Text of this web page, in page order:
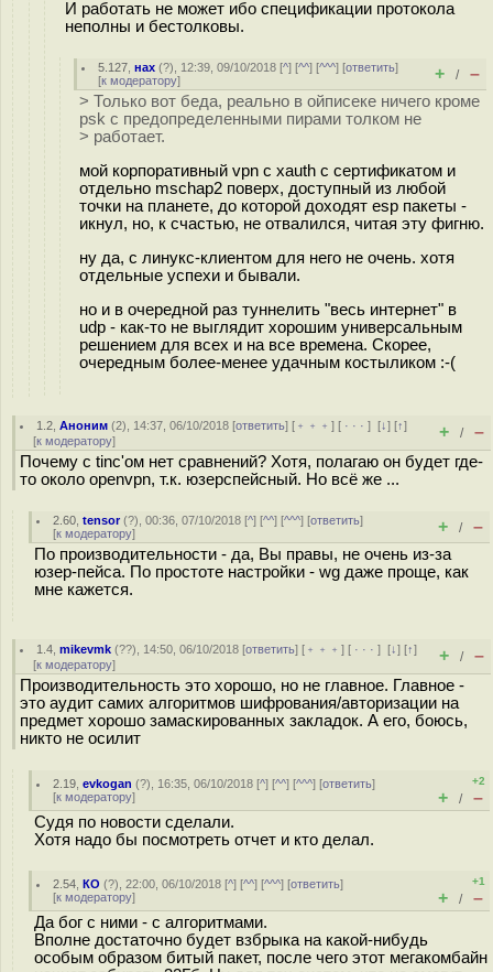
И работать не может ибо спецификации протокола
неполны и бестолковы.
5.127 ,нах (?), 12:39, 09/10/2018 [^] [^^] [^^^] [ответить]
[к модератору] + / –
> Только вот беда, реально в ойписеке ничего кроме
psk с предопределенными пирами толком не
> работает.
мой корпоративный vpn с xauth с сертификатом и
отдельно mschap2 поверх, доступный из любой
точки на планете, до которой доходят esp пакеты -
икнул, но, к счастью, не отвалился, читая эту фигню.
ну да, с линукс-клиентом для него не очень. хотя
отдельные успехи и бывали.
но и в очередной раз туннелить "весь интернет" в
udp - как-то не выглядит хорошим универсальным
решением для всех и на все времена. Скорее,
очередным более-менее удачным костыликом :-(
1.2 ,Аноним (2), 14:37, 06/10/2018 [ответить] [ ﹢﹢﹢] [ · · ·][↓] [↑]
[к модератору] + / –
Почему с tinc'ом нет сравнений? Хотя, полагаю он будет где-
то около openvpn, т.к. юзерспейсный. Но всё же ...
2.60 ,tensor(?), 00:36, 07/10/2018 [^] [^^] [^^^] [ответить]
[к модератору] + / –
По производительности - да, Вы правы, не очень из-за
юзер-пейса. По простоте настройки - wg даже проще, как
мне кажется.
1.4 ,mikevmk (??), 14:50, 06/10/2018 [ответить] [ ﹢﹢﹢] [ · · ·][↓] [↑]
[к модератору] + / –
Производительность это хорошо, но не главное. Главное -
это аудит самих алгоритмов шифрования/авторизации на
предмет хорошо замаскированных закладок. А его, боюсь,
никто не осилит
2.19 ,evkogan (?), 16:35, 06/10/2018 [^] [^^] [^^^] [ответить]
[к модератору]
+2
+ / –
Судя по новости сделали.
Хотя надо бы посмотреть отчет и кто делал.
2.54 ,КО (?), 22:00, 06/10/2018 [^] [^^] [^^^] [ответить]
[к модератору]
+1
+ / –
Да бог с ними - с алгоритмами.
Вполне достаточно будет взбрыка на какой-нибудь
особым образом битый пакет, после чего этот мегакомбайн